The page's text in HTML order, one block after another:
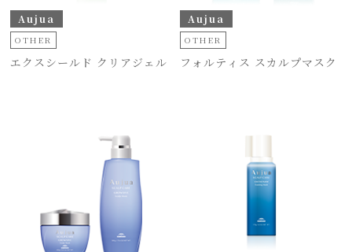
Aujua
OTHER
エクスシールド クリアジェル
Aujua
OTHER
フォルティス スカルプマスク